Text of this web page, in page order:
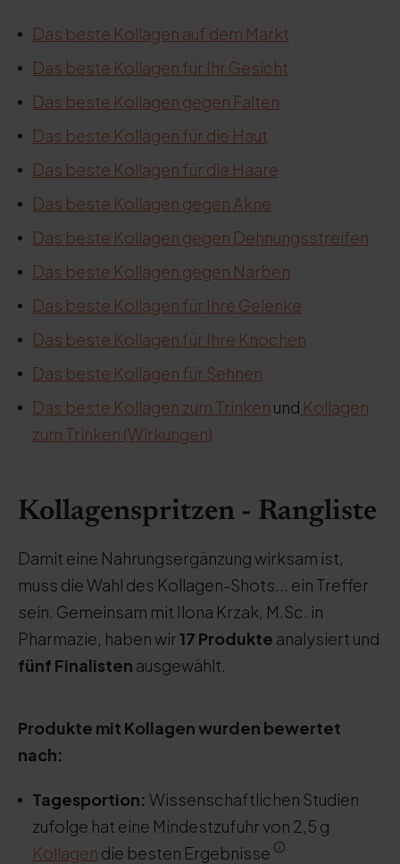
Das beste Kollagen auf dem Markt
Das beste Kollagen für Ihr Gesicht
Das beste Kollagen gegen Falten
Das beste Kollagen für die Haut
Das beste Kollagen für die Haare
Das beste Kollagen gegen Akne
Das beste Kollagen gegen Dehnungsstreifen
Das beste Kollagen gegen Narben
Das beste Kollagen für Ihre Gelenke
Das beste Kollagen für Ihre Knochen
Das beste Kollagen für Sehnen
Das beste Kollagen zum Trinken und Kollagen
zum Trinken (Wirkungen)
Kollagenspritzen - Rangliste
Damit eine Nahrungsergänzung wirksam ist,
muss die Wahl des Kollagen-Shots... ein Treffer
sein. Gemeinsam mit Ilona Krzak, M.Sc. in
Pharmazie, haben wir17 Produkte analysiert und
fünf Finalisten ausgewählt.
Produkte mit Kollagen wurden bewertet
nach:
Tagesportion: Wissenschaftlichen Studien
zufolge hat eine Mindestzufuhr von 2,5 g
Kollagen die besten Ergebnisse